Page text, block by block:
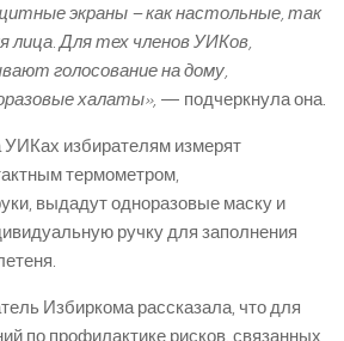
экраны – как настольные, так
лица. Для тех членов УИКов,
голосование на дому,
халаты», — подчеркнула она.
УИКах избирателям измерят
термометром,
выдадут одноразовые маску и
ручку для заполнения
Избиркома рассказала, что для
по профилактике рисков, связанных